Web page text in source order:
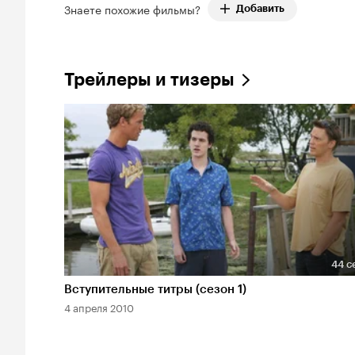
Знаете похожие фильмы? Добавить
Трейлеры и тизеры
Длительность 44 сек
44
Вступительные титры (сезон 1)
4 апреля 2010